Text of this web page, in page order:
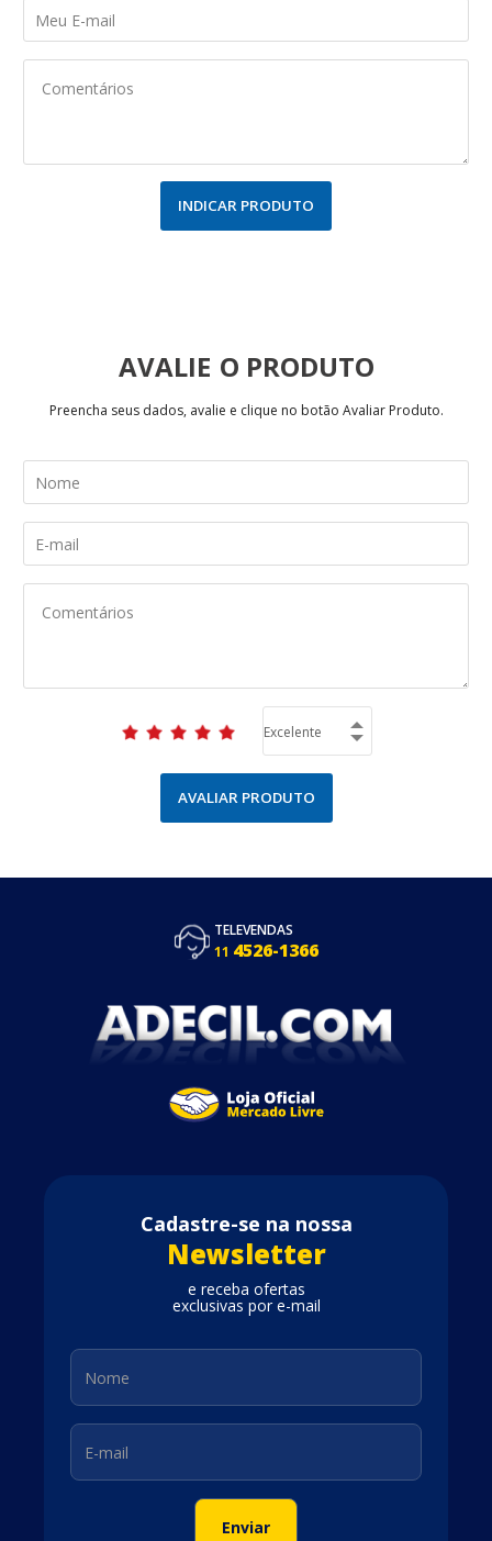
INDICAR PRODUTO
AVALIE
Preencha seus dados, avalie e clique no botão Avaliar Produto.
AVALIAR PRODUTO
TELEVENDAS
11 4526-1366
Cadastre-se na nossa
Newsletter
e receba ofertas
exclusivas por e-mail